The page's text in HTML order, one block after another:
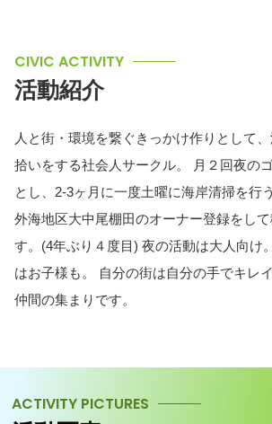
CIVIC ACTIVITY
活動紹介
人と街・環境を繋ぐきっかけ作りとして
拾いをする社会人サークル。 月２回夜の
とし、2-3ヶ月に一度土曜に海岸清掃を行
外海地区大中尾棚田のオーナー登録をし
す。(4年ぶり４度目) 夜の活動は大人向け
はお子様も。 自分の街は自分の手でキレ
仲間の集まりです。
ACTIVITY PICTURES